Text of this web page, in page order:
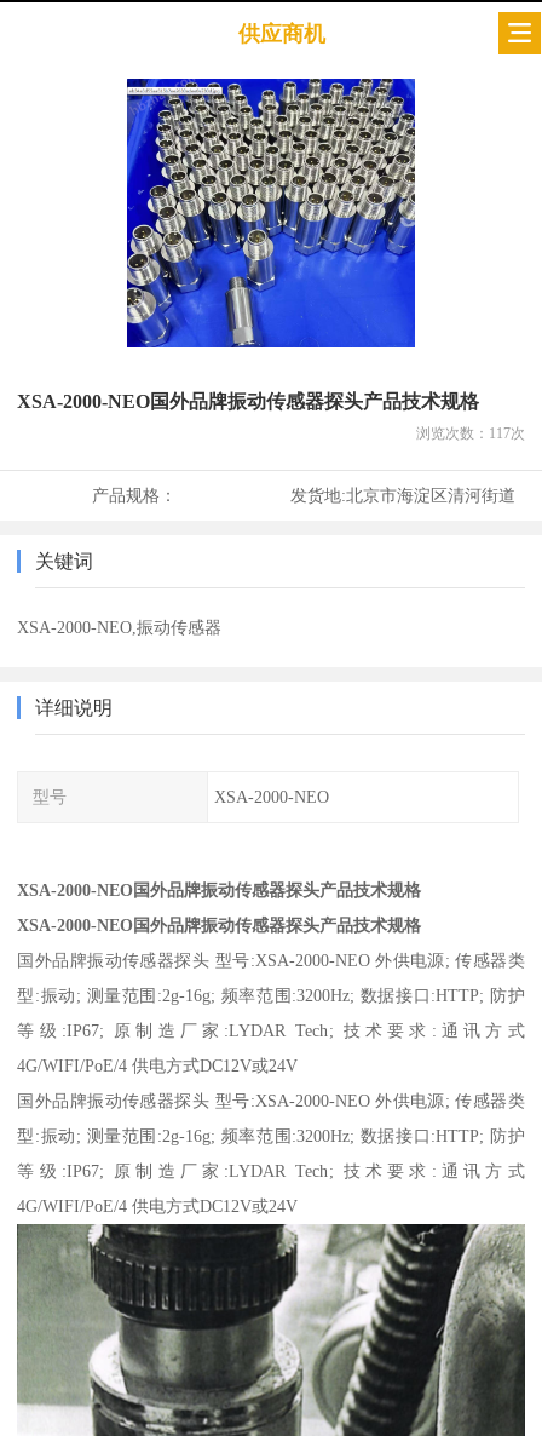
供应商机
XSA-2000-NEO国外品牌振动传感器探头产品技术规格
浏览次数： 117次
产品规格： 发货地:北京市海淀区清河街道
关键词
XSA-2000-NEO,振动传感器
详细说明
型号 XSA-2000-NEO
XSA-2000-NEO国外品牌振动传感器探头产品技术规格
XSA-2000-NEO国外品牌振动传感器探头产品技术规格
国外品牌振动传感器探头 型号:XSA-2000-NEO 外供电源; 传感器类
型:振动; 测量范围:2g-16g; 频率范围:3200Hz; 数据接口:HTTP; 防护
等级:IP67; 原制造厂家:LYDAR Tech; 技术要求:通讯方式
4G/WIFI/PoE/4 供电方式DC12V或24V
国外品牌振动传感器探头 型号:XSA-2000-NEO 外供电源; 传感器类
型:振动; 测量范围:2g-16g; 频率范围:3200Hz; 数据接口:HTTP; 防护
等级:IP67; 原制造厂家:LYDAR Tech; 技术要求:通讯方式
4G/WIFI/PoE/4 供电方式DC12V或24V